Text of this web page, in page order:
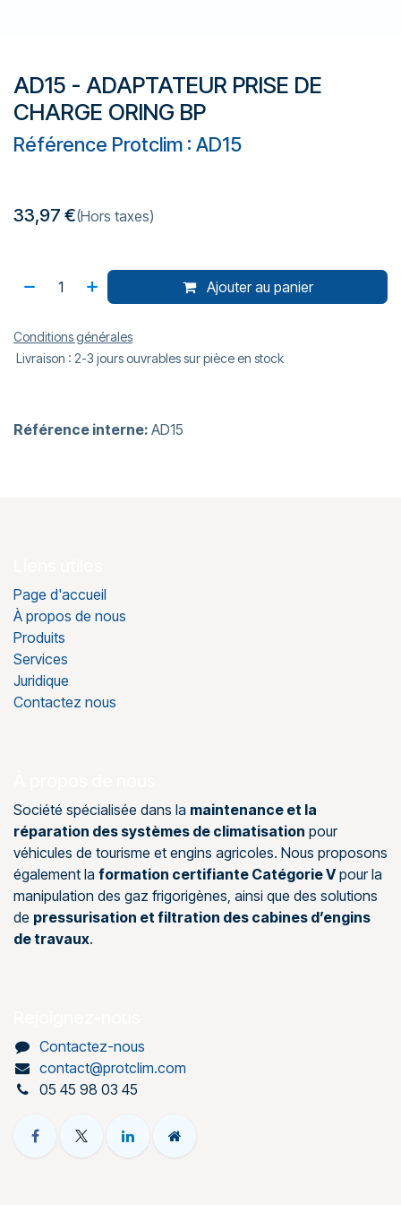
AD15 - ADAPTATEUR PRISE DE
CHARGE ORING BP
Référence Protclim : AD15
33,97 €(Hors taxes)
Ajouter au panier
Conditions générales
Livraison : 2-3 jours ouvrables sur pièce en stock
Référence interne: AD15
Page d'accueil
À propos de nous
Produits
Services
Juridique
Contactez nous
Société spécialisée dans la maintenance et la
réparation des systèmes de climatisation pour
véhicules de tourisme et engins agricoles. Nous proposons
également la formation certifiante Catégorie Vpour la
manipulation des gaz frigorigènes, ainsi que des solutions
de pressurisation et filtration des cabines d’engins
de travaux.
Contactez-nous
contact@protclim.com
05 45 98 03 45